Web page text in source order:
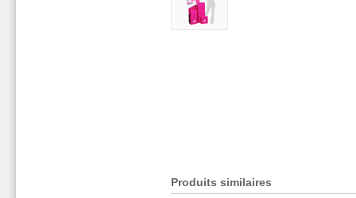
Produits similaires